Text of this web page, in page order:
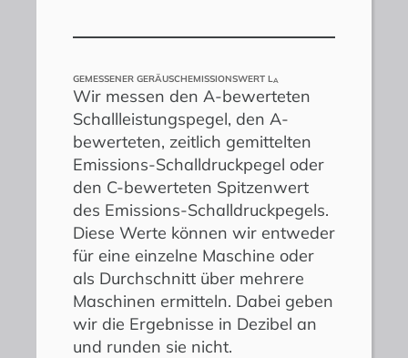
GEMESSENER GERÄUSCHEMISSIONSWERT LA
Wir messen den A-bewerteten
Schallleistungspegel, den A-
bewerteten, zeitlich gemittelten
Emissions-Schalldruckpegel oder
den C-bewerteten Spitzenwert
des Emissions-Schalldruckpegels.
Diese Werte können wir entweder
für eine einzelne Maschine oder
als Durchschnitt über mehrere
Maschinen ermitteln. Dabei geben
wir die Ergebnisse in Dezibel an
und runden sie nicht.